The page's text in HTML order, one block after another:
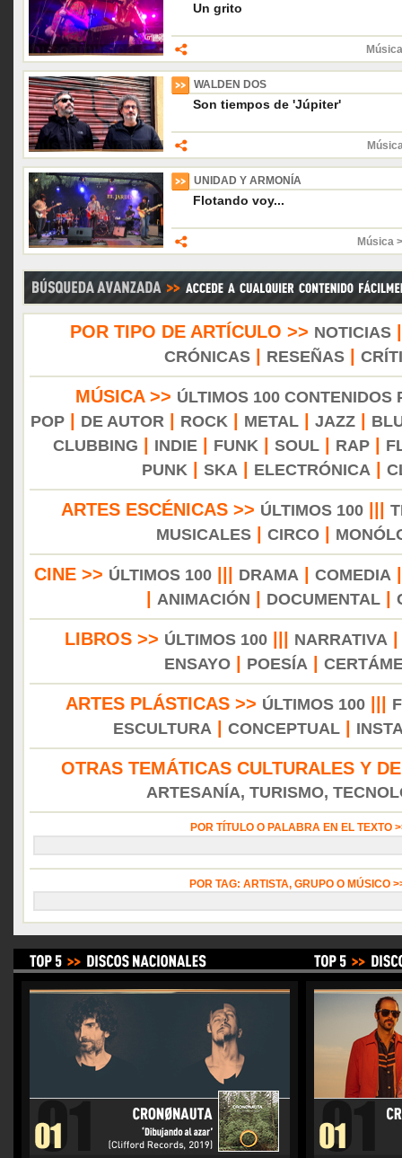
Un grito
WALDEN DOS
Son tiempos de 'Júpiter'
UNIDAD Y ARMONÍA
Flotando voy...
Música
POR TIPO DE ARTÍCULO >> NOTICIAS
CRÓNICAS| RESEÑAS|
MÚSICA >> ÚLTIMOS 100 CONTENIDOS
POP| DE AUTOR ROCK METAL| JAZZ|
CLUBBING
INDIE| FUNK SOUL| RAP|
PUNK
SKA ELECTRÓNICA
ARTES ESCÉNICAS >> ÚLTIMOS 100
MUSICALES
CIRCO
CINE >> ÚLTIMOS 100||| DRAMA COMEDIA
ANIMACIÓN DOCUMENTAL|
LIBROS >> ÚLTIMOS 100 NARRATIVA
ENSAYO| POESÍA
ARTES PLÁSTICAS >> ÚLTIMOS 100|||
ESCULTURA
CONCEPTUAL
OTRAS TEMÁTICAS CULTURALES Y
ARTESANÍA, TURISMO,
POR TÍTULO O PALABRA EN EL TEXTO
POR TAG: ARTISTA, GRUPO O MÚSICO